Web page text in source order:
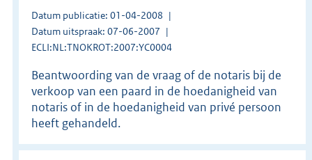
Datum publicatie: 01-04-2008
Datum uitspraak: 07-06-2007
ECLI:NL:TNOKROT:2007:YC0004
Beantwoording van de vraag of de notaris bij de
verkoop van een paard in de hoedanigheid van
notaris of in de hoedanigheid van privé persoon
heeft gehandeld.